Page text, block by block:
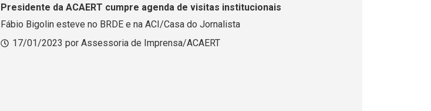
Presidente da ACAERT cumpre agenda de visitas institucionais
Fábio Bigolin esteve no BRDE e na ACI/Casa do Jornalista
17/01/2023 por Assessoria de Imprensa/ACAERT